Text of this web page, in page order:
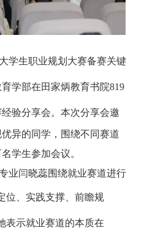
学生职业规划大赛备赛关键
育学部在田家炳教育书院819
验分享会。本次分享会邀
异的同学，围绕不同赛道
学生参加会议。
业闫晓蕊围绕就业赛道进行
位、实践支撑、前瞻规
表示就业赛道的本质在